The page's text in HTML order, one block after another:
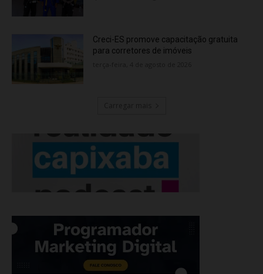
Creci-ES promove capacitação gratuita
para corretores de imóveis